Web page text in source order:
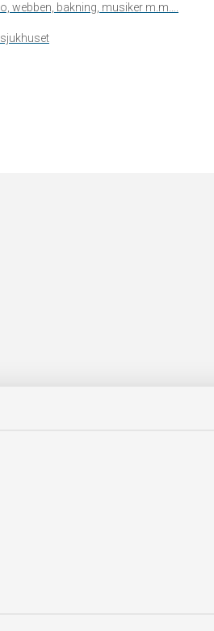
webben, bakning, musiker m.m….